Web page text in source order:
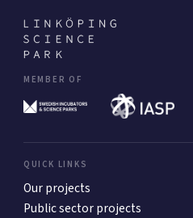
MEMBER OF
QUICK LINKS
Our projects
Public sector projects